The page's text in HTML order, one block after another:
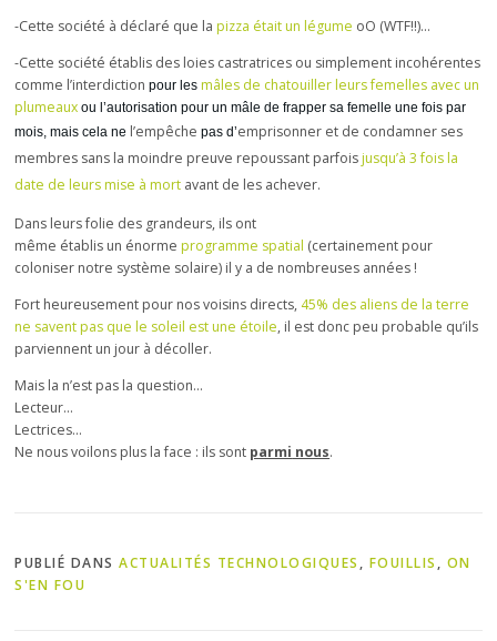
-Cette société à déclaré que lapizza était un légume oO (WTF!!)…
-Cette société établis des loies castratrices ou simplement incohérentes
comme l’interdiction pour lesmâles de chatouiller leurs femelles avec un
plumeaux ou l’autorisation pour un mâle de frapper sa femelle une fois par
mois, mais cela ne l’empêche pas d’emprisonner et de condamner ses
membres sans la moindre preuve repoussant parfoisjusqu’à 3 fois la
date de leurs mise à mort avant de les achever.
Dans leurs folie des grandeurs, ils ont
même établis un énormeprogramme spatial (certainement pour
coloniser notre système solaire) il y a de nombreuses années !
Fort heureusement pour nos voisins directs,45% des aliens de la terre
ne savent pas que le soleil est une étoile, il est donc peu probable qu’ils
parviennent un jour à décoller.
Mais la n’est pas la question…
Lecteur…
Lectrices…
Ne nous voilons plus la face : ils sont parmi nous.
PUBLIÉ DANSACTUALITÉS TECHNOLOGIQUES , FOUILLIS , ON
S'EN FOU